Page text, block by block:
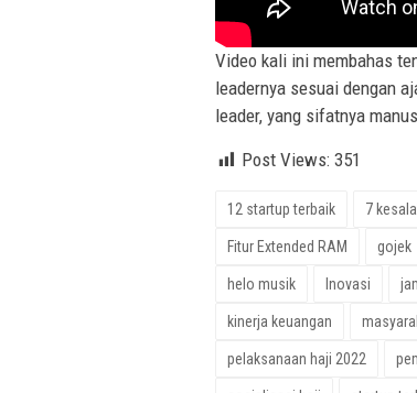
Video kali ini membahas
leadernya sesuai dengan
leader, yang sifatnya
Post Views: 351
12 startup terbaik 7
Fitur Extended RAM gojek
helo musik Inovasi
kinerja keuangan
pelaksanaan haji 2022